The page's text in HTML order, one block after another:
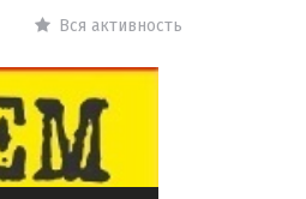
Вся активность